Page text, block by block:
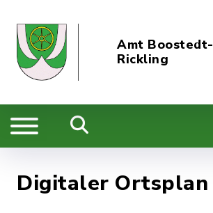
Amt Boostedt-
Rickling
Digitaler Ortsplan